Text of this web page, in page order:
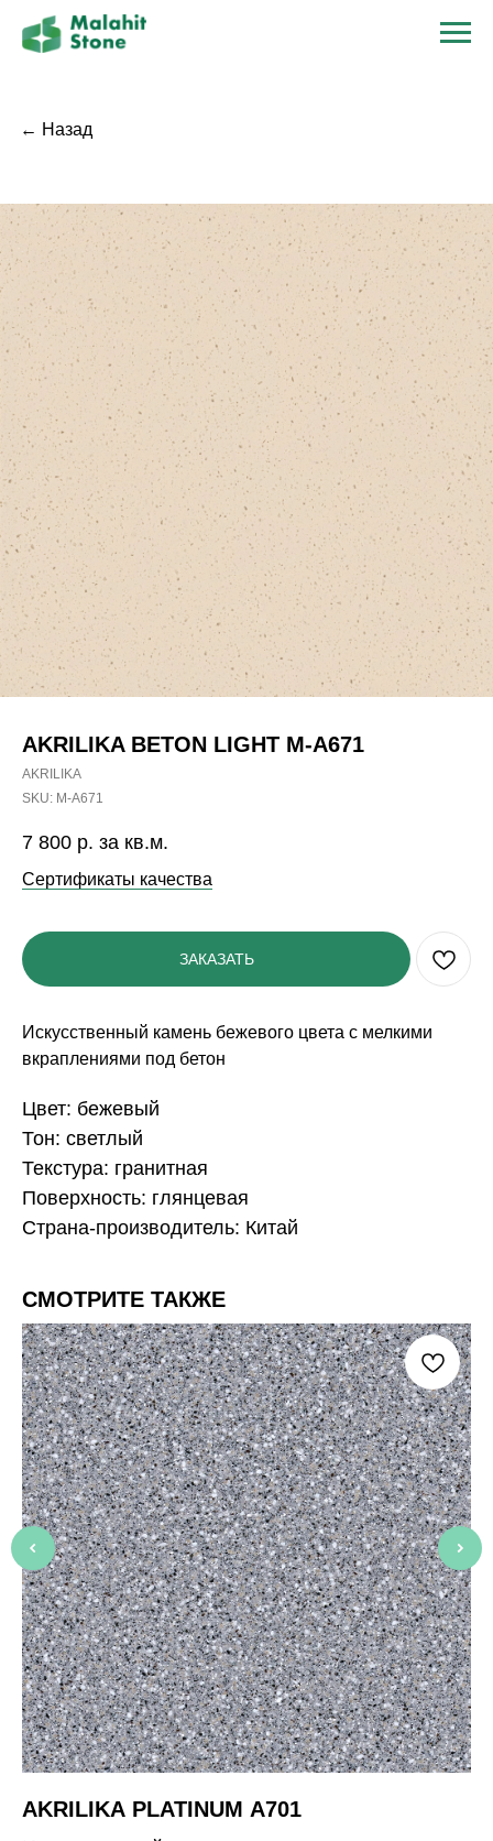
← Назад
AKRILIKA BETON LIGHT M-A671
AKRILIKA
SKU: M-A671
7 800 р. за кв.м.
Сертификаты качества
ЗАКАЗАТЬ
Искусственный камень бежевого цвета с мелкими
вкраплениями под бетон
Цвет: бежевый
Тон: светлый
Текстура: гранитная
Поверхность: глянцевая
Страна-производитель: Китай
СМОТРИТЕ ТАКЖЕ
AKRILIKA PLATINUM A701